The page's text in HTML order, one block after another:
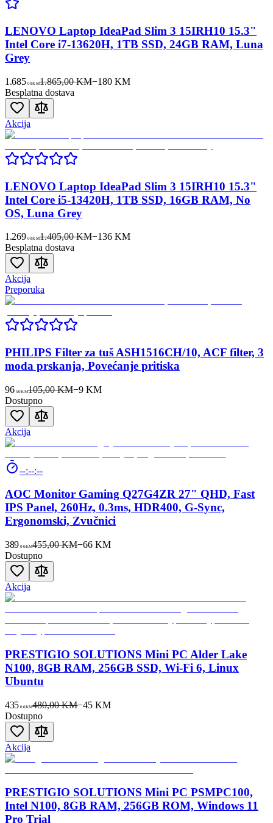
LENOVO Laptop IdeaPad Slim 3 15IRH10 15.3"
Intel Core i7-13620H, 1TB SSD, 24GB RAM, Luna
Grey
1.685 00KM1.865,00 KM−180KM
Besplatna dostava
Akcija
LENOVO Laptop IdeaPad Slim 3 15IRH10 15.3"
Intel Core i5-13420H, 1TB SSD, 16GB RAM, No
OS, Luna Grey
1.269 00KM1.405,00 KM−136KM
Besplatna dostava
Akcija
Preporuka
PHILIPS Filter za tuš ASH1516CH/10, ACF filter, 3
moda prskanja, Povećanje pritiska
96 50KM105,00 KM−9KM
Dostupno
Akcija
--:--:--
AOC Monitor Gaming Q27G4ZR 27" QHD, Fast
IPS Panel, 260Hz, 0.3ms, HDR400, G-Sync,
Ergonomski, Zvučnici
389 00KM455,00 KM−66 KM
Dostupno
Akcija
PRESTIGIO SOLUTIONS Mini PC Alder Lake
N100, 8GB RAM, 256GB SSD, Wi-Fi 6, Linux
Ubuntu
435 00KM480,00 KM−45 KM
Dostupno
Akcija
PRESTIGIO SOLUTIONS Mini PC PSMPC100,
Intel N100, 8GB RAM, 256GB ROM, Windows 11
Pro Trial